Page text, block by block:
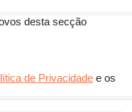
desta secção
de Privacidade e os